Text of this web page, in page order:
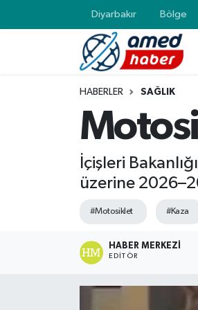
Diyarbakır Bölge
HABERLER SAĞLIK
İçişleri
üzerine
#Motosiklet #Kaza
HABER MERKEZI
EDITÖR
Diyarbakır
Röportaj
Foto Galeri
Diyarbakır
Bilim & Teknoloji
Diyarbakır Nöbetçi Eczaneler
Diyarbakır Hava Durumu
Diyarbakır Namaz Vakitleri
Diyarbakır Trafik Yoğunluk
Son Dakika Haberleri